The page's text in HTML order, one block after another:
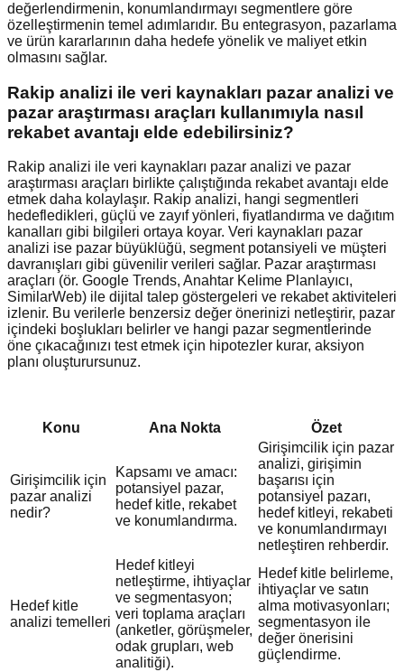
değerlendirmenin, konumlandırmayı segmentlere göre
özelleştirmenin temel adımlarıdır. Bu entegrasyon, pazarlama
ve ürün kararlarının daha hedefe yönelik ve maliyet etkin
olmasını sağlar.
Rakip analizi ile veri kaynakları pazar analizi ve
pazar araştırması araçları kullanımıyla nasıl
rekabet avantajı elde edebilirsiniz?
Rakip analizi ile veri kaynakları pazar analizi ve pazar
araştırması araçları birlikte çalıştığında rekabet avantajı elde
etmek daha kolaylaşır. Rakip analizi, hangi segmentleri
hedefledikleri, güçlü ve zayıf yönleri, fiyatlandırma ve dağıtım
kanalları gibi bilgileri ortaya koyar. Veri kaynakları pazar
analizi ise pazar büyüklüğü, segment potansiyeli ve müşteri
davranışları gibi güvenilir verileri sağlar. Pazar araştırması
araçları (ör. Google Trends, Anahtar Kelime Planlayıcı,
SimilarWeb) ile dijital talep göstergeleri ve rekabet aktiviteleri
izlenir. Bu verilerle benzersiz değer önerinizi netleştirir, pazar
içindeki boşlukları belirler ve hangi pazar segmentlerinde
öne çıkacağınızı test etmek için hipotezler kurar, aksiyon
planı oluşturursunuz.
Konu Ana Nokta Özet
Girişimcilik için
pazar analizi
nedir?
Kapsamı ve amacı:
potansiyel pazar,
hedef kitle, rekabet
ve konumlandırma.
Girişimcilik için pazar
analizi, girişimin
başarısı için
potansiyel pazarı,
hedef kitleyi, rekabeti
ve konumlandırmayı
netleştiren rehberdir.
Hedef kitle
analizi temelleri
Hedef kitleyi
netleştirme, ihtiyaçlar
ve segmentasyon;
veri toplama araçları
(anketler, görüşmeler,
odak grupları, web
analitiği).
Hedef kitle belirleme,
ihtiyaçlar ve satın
alma motivasyonları;
segmentasyon ile
değer önerisini
güçlendirme.